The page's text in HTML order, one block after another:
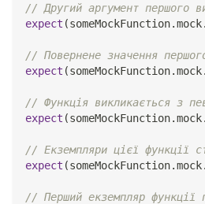
// Другий аргумент першого
expect (someMockFunction.mock.
// Повернене значення
expect (someMockFunction.mock.
// Функція викликається з
expect (someMockFunction.mock.
// Екземпляри цієї функції
expect (someMockFunction.mock.
// Перший екземпляр функції